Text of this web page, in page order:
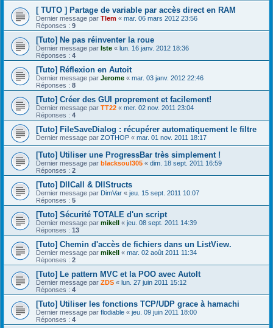
[ TUTO ] Partage de variable par accès direct en RAM
Dernier message par Tlem « mar. 06 mars 2012 23:56
Réponses : 9
[Tuto] Ne pas réinventer la roue
Dernier message par Iste « lun. 16 janv. 2012 18:36
Réponses : 4
[Tuto] Réflexion en Autoit
Dernier message par Jerome « mar. 03 janv. 2012 22:46
Réponses : 8
[Tuto] Créer des GUI proprement et facilement!
Dernier message par TT22 « mer. 02 nov. 2011 23:04
Réponses : 4
[Tuto] FileSaveDialog : récupérer automatiquement le filtre
Dernier message par ZOTHOP « mar. 01 nov. 2011 18:17
[Tuto] Utiliser une ProgressBar très simplement !
Dernier message par blacksoul305 « dim. 18 sept. 2011 16:59
Réponses : 2
[Tuto] DllCall & DllStructs
Dernier message par DimVar « jeu. 15 sept. 2011 10:07
Réponses : 5
[Tuto] Sécurité TOTALE d'un script
Dernier message par mikell « jeu. 08 sept. 2011 14:39
Réponses : 13
[Tuto] Chemin d'accès de fichiers dans un ListView.
Dernier message par mikell « mar. 02 août 2011 11:34
Réponses : 2
[Tuto] Le pattern MVC et la POO avec AutoIt
Dernier message par ZDS « lun. 27 juin 2011 15:12
Réponses : 4
[Tuto] Utiliser les fonctions TCP/UDP grace à hamachi
Dernier message par flodiable « jeu. 09 juin 2011 18:00
Réponses : 4